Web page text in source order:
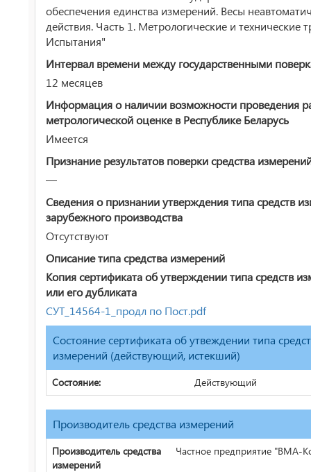
обеспечения единства измерений. Весы
действия. Часть 1. Метрологические и технические
Испытания"
Интервал времени между государственными
12 месяцев
Информация о наличии возможности проведения
метрологической оценке в Республике Беларусь
Имеется
Признание результатов поверки средства
—
Сведения о признании утверждения типа средств
зарубежного производства
Отсутствуют
Описание типа средства измерений
Копия сертификата об утверждении типа средств
или его дубликата
СУТ_14564-1_продл по Пост.pdf
Состояние сертификата об утвеждении типа
измерений (действующий, истекший)
Состояние: Действующий
Производитель средства измерений
Производитель средства
измерений
Частное предприятие "ВМА-